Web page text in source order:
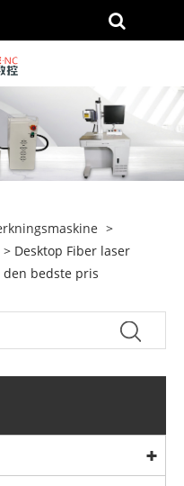
>
> Desktop Fiber laser
bedste pris